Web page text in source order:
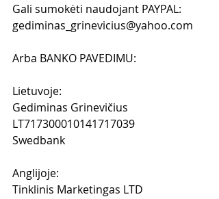
Gali sumokėti naudojant PAYPAL:
gediminas_grinevicius@yahoo.com
Arba BANKO PAVEDIMU:
Lietuvoje:
Gediminas Grinevičius
LT717300010141717039
Swedbank
Anglijoje:
Tinklinis Marketingas LTD